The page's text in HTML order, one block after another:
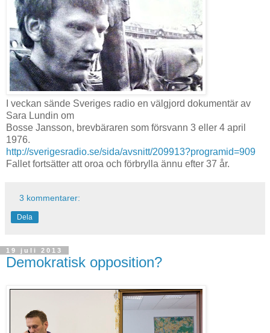
I veckan sände Sveriges radio en välgjord dokumentär av
Sara Lundin om
Bosse Jansson, brevbäraren som försvann 3 eller 4 april
1976.
http://sverigesradio.se/sida/avsnitt/209913?programid=909
Fallet fortsätter att oroa och förbrylla ännu efter 37 år.
3 kommentarer:
Dela
19 juli 2013
Demokratisk opposition?